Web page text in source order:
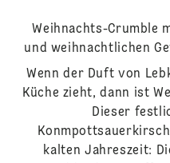
Weihnachts-Crumble
und weihnachtlichen
Wenn der Duft von
Küche zieht, dann ist
Dieser
kalten Jahreszeit: